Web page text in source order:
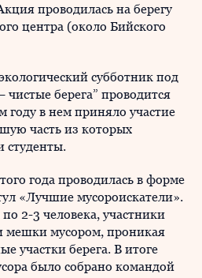
проводилась на берегу
центра (около Бийского
субботник под
чистые берега” проводится
году в нем приняло участие
часть из которых
студенты.
года проводилась в форме
«Лучшие мусороискатели».
2-3 человека, участники
мешки мусором, проникая
участки берега. В итоге
было собрано командой